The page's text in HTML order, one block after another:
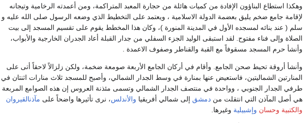
وهكذا استطاع البناؤون الإفادة من كميات هائلة من حجارة المعبد المتراكمة، ومن أعمدته الرخامية وتيجانه
لإقامة جامع ضخم يليق بعضمة الدولة الاسلامية ، ويعتمد على التخطيط الذي وضعه الرسول صلى الله عليه و
سلم ( عند بنائه لمسجده الأول في المدينة المنورة )، وكان هذا المخطط يقوم على تقسيم المسجد إلى بيت
الصلاة وإلى فناء مفتوح. لقد استبقى الوليد الجزء السفلي من جدار القبلة أعاد الجدران الخارجية والأبواب،
وأنشأ حرم المسجد مسقوفاً مع القبة والقناطر وصفوف الاعمدة .
وأنشأ أروقة تحيط صحن الجامع. وأقام في أركان الجامع الأربعة صومعة ضخمة، ولكن زلزالاً لاحقاً أتى على
المنارتين الشماليتين، فاستعيض عنها بمنارة في وسط الجدار الشمالي، وأصبح للمسجد ثلاث منارات اثنتان في
طرفي الجدار الجنوبي ، وواحدة في منتصف الجدار الشمالي وتسمى مئذنة العروس إن هذه الصوامع المربعة
هي أصل المآذن التي انتقلت من دمشق إلى شمالي أفريقيا والأندلس، نرى تأثيرها واضحاً على مآذنالقيروان
والكتبية وحسان وإشبيلية وغيرها.